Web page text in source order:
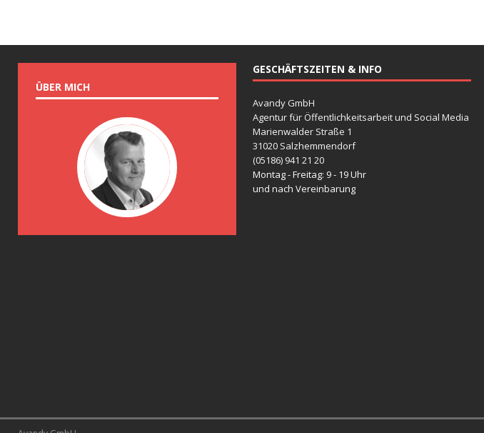
ÜBER MICH
GESCHÄFTSZEITEN & INFO
Avandy GmbH
Agentur für Öffentlichkeitsarbeit und Social Media
Marienwalder Straße 1
31020 Salzhemmendorf
(05186) 941 21 20
Montag - Freitag: 9 - 19 Uhr
und nach Vereinbarung